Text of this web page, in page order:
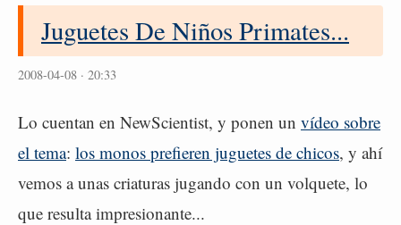
Juguetes De Niños Primates...
2008-04-08 · 20:33
Lo cuentan en NewScientist, y ponen un vídeo sobre
el tema: los monos prefieren juguetes de chicos, y ahí
vemos a unas criaturas jugando con un volquete, lo
que resulta impresionante...